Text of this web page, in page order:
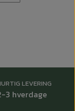
LEVERING
3 hverdage